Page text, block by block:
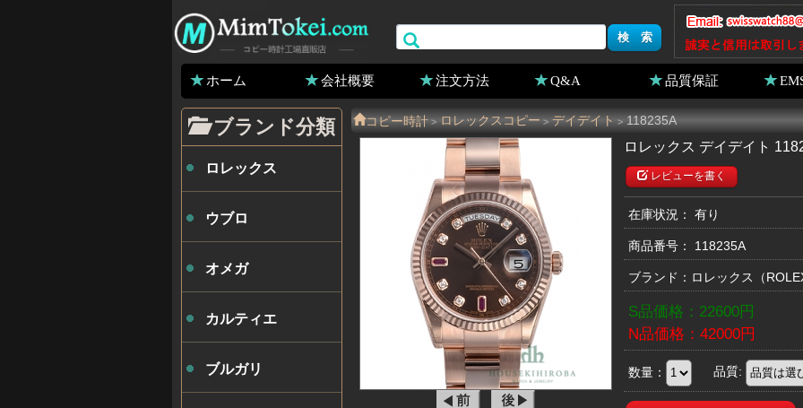
ホーム 会社概要 注文方法 Q&A 品質保証
コピー時計 > ロレックスコピー > デイデイト > 118235A
ロレックス デイデイト
レビューを書く
在庫状況： 有り
商品番号： 118235A
ブランド： ロレックス （
S品価格： 22600円
N品価格： 42000円
数量： 品質:
ブランド分類
ロレックス
ウブロ
オメガ
カルティエ
ブルガリ